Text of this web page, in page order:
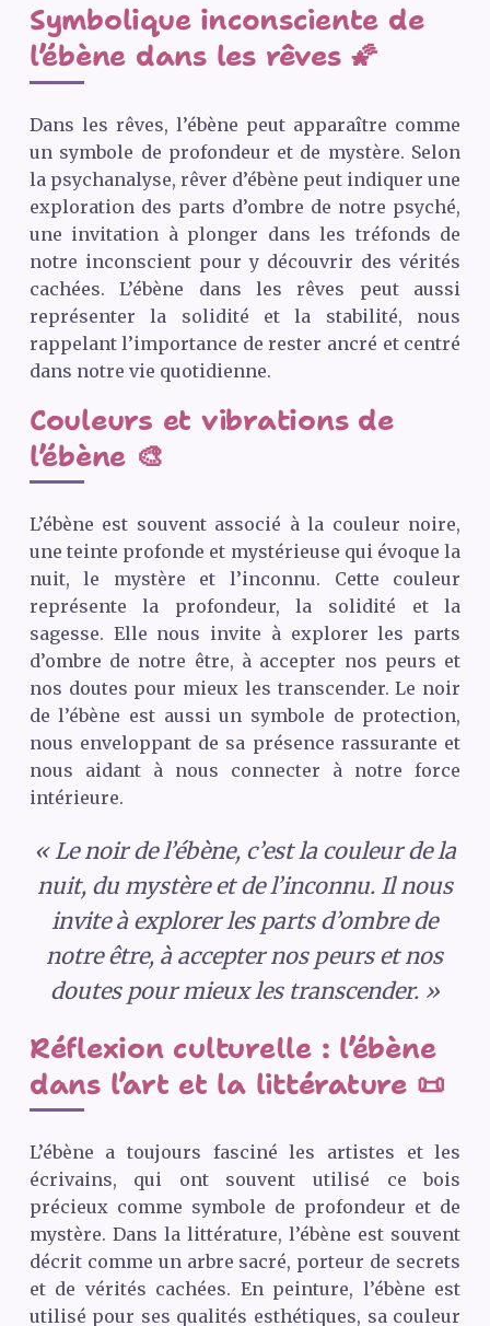
Symbolique inconsciente de
l’ébène dans les rêves 🌠
Dans les rêves, l’ébène peut apparaître comme
un symbole de profondeur et de mystère. Selon
la psychanalyse, rêver d’ébène peut indiquer une
exploration des parts d’ombre de notre psyché,
une invitation à plonger dans les tréfonds de
notre inconscient pour y découvrir des vérités
cachées. L’ébène dans les rêves peut aussi
représenter la solidité et la stabilité, nous
rappelant l’importance de rester ancré et centré
dans notre vie quotidienne.
Couleurs et vibrations de
l’ébène 🎨
L’ébène est souvent associé à la couleur noire,
une teinte profonde et mystérieuse qui évoque la
nuit, le mystère et l’inconnu. Cette couleur
représente la profondeur, la solidité et la
sagesse. Elle nous invite à explorer les parts
d’ombre de notre être, à accepter nos peurs et
nos doutes pour mieux les transcender. Le noir
de l’ébène est aussi un symbole de protection,
nous enveloppant de sa présence rassurante et
nous aidant à nous connecter à notre force
intérieure.
« Le noir de l’ébène, c’est la couleur de la
nuit, du mystère et de l’inconnu. Il nous
invite à explorer les parts d’ombre de
notre être, à accepter nos peurs et nos
doutes pour mieux les transcender. »
Réflexion culturelle : l’ébène
dans l’art et la littérature 📜
L’ébène a toujours fasciné les artistes et les
écrivains, qui ont souvent utilisé ce bois
précieux comme symbole de profondeur et de
mystère. Dans la littérature, l’ébène est souvent
décrit comme un arbre sacré, porteur de secrets
et de vérités cachées. En peinture, l’ébène est
utilisé pour ses qualités esthétiques, sa couleur